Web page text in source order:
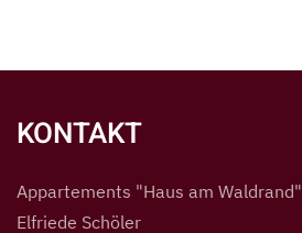
KONTAKT
Appartements "Haus am Waldrand"
Elfriede Schöler